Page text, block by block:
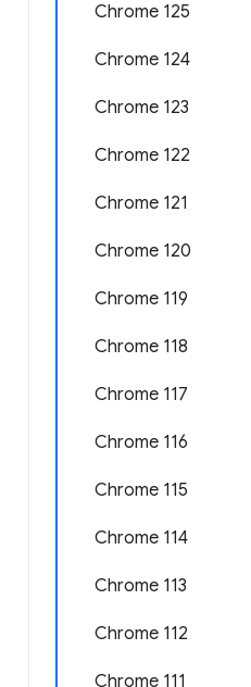
Chrome 125
Chrome 124
Chrome 123
Chrome 122
Chrome 121
Chrome 120
Chrome 119
Chrome 118
Chrome 117
Chrome 116
Chrome 115
Chrome 114
Chrome 113
Chrome 112
Chrome 111